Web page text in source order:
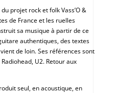
projet rock et folk Vass’O &
de France et les ruelles
sa musique à partir de ce
authentiques, des textes
de loin. Ses références sont
U2. Retour aux
seul, en acoustique, en